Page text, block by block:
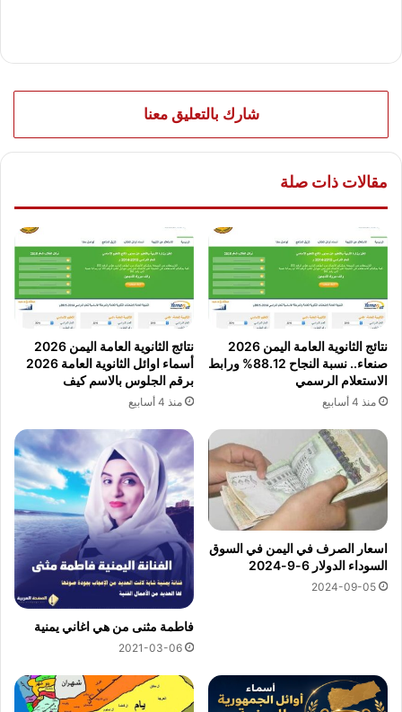
شارك بالتعليق معنا
مقالات ذات صلة
نتائج الثانوية العامة اليمن 2026
صنعاء.. نسبة النجاح 88.12% ورابط
الاستعلام الرسمي
منذ 4 أسابيع
نتائج الثانوية العامة اليمن 2026
أسماء اوائل الثانوية العامة 2026
برقم الجلوس بالاسم كيف
منذ 4 أسابيع
اسعار الصرف في اليمن في السوق
السوداء الدولار 6-9-2024
2024-09-05
فاطمة مثنى من هي اغاني يمنية
2021-03-06